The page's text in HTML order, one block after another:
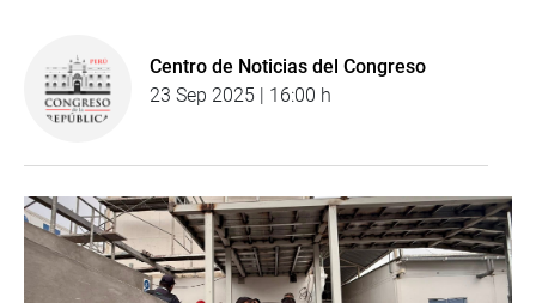
Centro de Noticias del Congreso
23 Sep 2025 | 16:00 h